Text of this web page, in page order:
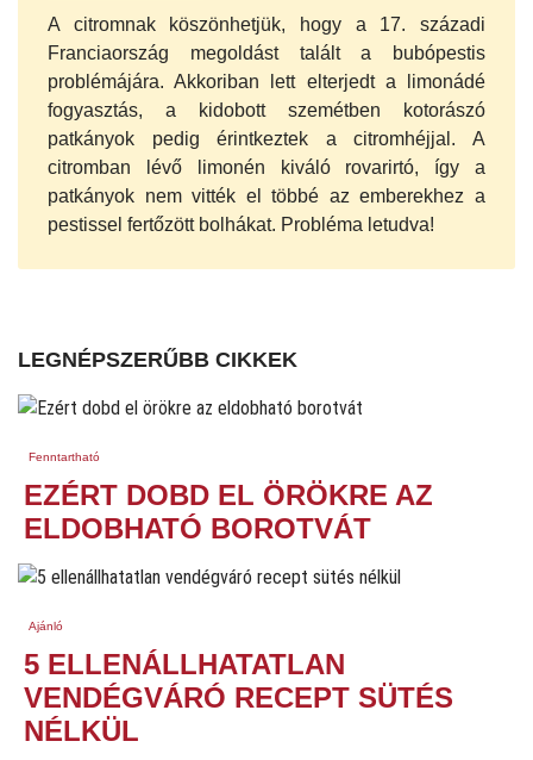
A citromnak köszönhetjük, hogy a 17. századi
Franciaország megoldást talált a bubópestis
problémájára. Akkoriban lett elterjedt a limonádé
fogyasztás, a kidobott szemétben kotorászó
patkányok pedig érintkeztek a citromhéjjal. A
citromban lévő limonén kiváló rovarirtó, így a
patkányok nem vitték el többé az emberekhez a
pestissel fertőzött bolhákat. Probléma letudva!
LEGNÉPSZERŰBB CIKKEK
Fenntartható
EZÉRT DOBD EL ÖRÖKRE AZ
ELDOBHATÓ BOROTVÁT
Ajánló
5 ELLENÁLLHATATLAN
VENDÉGVÁRÓ RECEPT SÜTÉS
NÉLKÜL